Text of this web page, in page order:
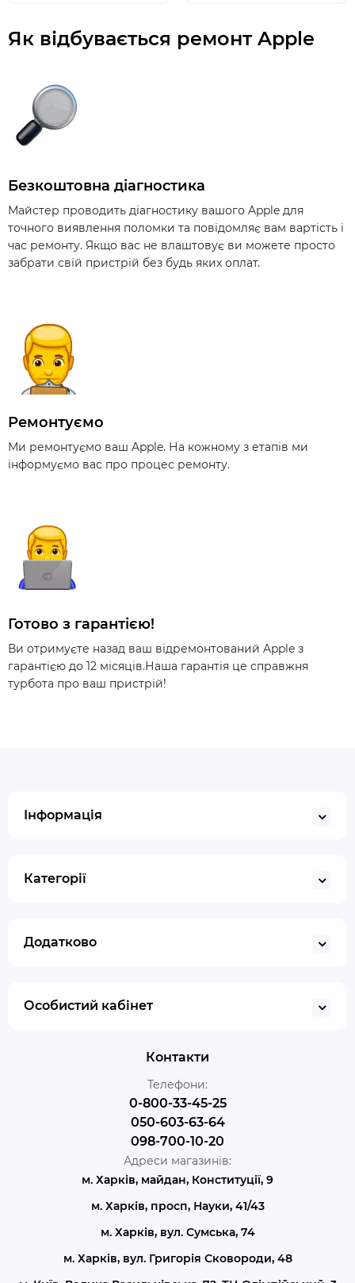
Як відбувається ремонт Apple
Безкоштовна діагностика
Майстер проводить діагностику вашого Apple для
точного виявлення поломки та повідомляє вам вартість і
час ремонту. Якщо вас не влаштовує ви можете просто
забрати свій пристрій без будь яких оплат.
Ремонтуємо
Ми ремонтуємо ваш Apple. На кожному з етапів ми
інформуємо вас про процес ремонту.
Готово з гарантією!
Ви отримуєте назад ваш відремонтований Apple з
гарантією до 12 місяців.Наша гарантія це справжня
турбота про ваш пристрій!
Інформація
Категорії
Додатково
Особистий кабінет
Контакти
Телефони:
0-800-33-45-25
050-603-63-64
098-700-10-20
Адреси магазинів:
м. Харків, майдан, Конституції, 9
м. Харків, просп, Науки, 41/43
м. Харків, вул. Сумська, 74
м. Харків, вул. Григорія Сковороди, 48